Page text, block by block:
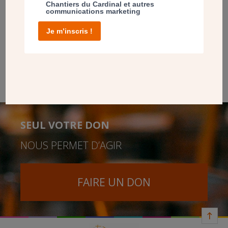
organisé une journée mémorielle 16 août 2025,
réunissant de nombreux amis, parents et fidèles
admirateurs.
SEUL VOTRE DON
NOUS PERMET D’AGIR
FAIRE UN DON
Chantiers du Cardinal et autres
communications marketing
Je m’inscris !